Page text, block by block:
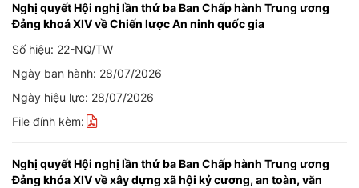
Nghị quyết Hội nghị lần thứ ba Ban Chấp hành Trung ương
Đảng khoá XIV về Chiến lược An ninh quốc gia
Số hiệu: 22-NQ/TW
Ngày ban hành: 28/07/2026
Ngày hiệu lực: 28/07/2026
File đính kèm:
Nghị quyết Hội nghị lần thứ ba Ban Chấp hành Trung ương
Đảng khóa XIV về xây dựng xã hội kỷ cương, an toàn, văn